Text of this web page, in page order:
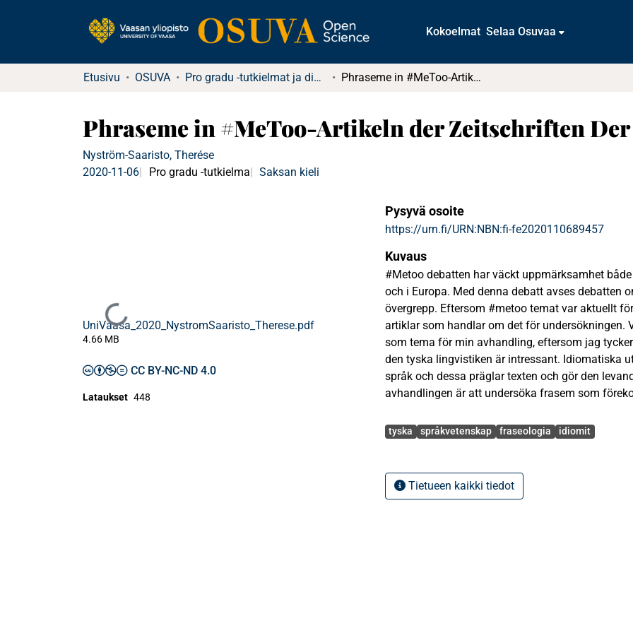
Kokoelmat Selaa Osuvaa
Etusivu OSUVA Pro gradu -tutkielmat ja diplomityöt Phraseme in #MeToo-Artikeln der Zeitschriften Der Spiegel und Stern
Phraseme in #MeToo-Artikeln der Zeitschriften
Nyström-Saaristo, Therése
2020-11-06
Pro gradu -tutkielma Saksan kieli
Ladataan...
UniVaasa_2020_NystromSaaristo_Therese.pdf
4.66 MB
CC BY-NC-ND 4.0
Lataukset 448
Pysyvä osoite
https://urn.fi/URN:NBN:fi-fe2020110689457
Kuvaus
#Metoo debatten har väckt uppmärksamhet både
och i Europa. Med denna debatt avses debatten
övergrepp. Eftersom #metoo temat var aktuellt
artiklar som handlar om det för undersökningen.
som tema för min avhandling, eftersom jag
den tyska lingvistiken är intressant. Idiomatiska
språk och dessa präglar texten och gör den
avhandlingen är att undersöka frasem som
föremål för undersökningen handlar om metoo.
standardspråkliga eller vardagsspråkliga och om
delidiomatiska. Vidare undersöks förekomsten av
Avainsanat
tyska språkvetenskap fraseologia idiomit
Tietueen kaikki tiedot